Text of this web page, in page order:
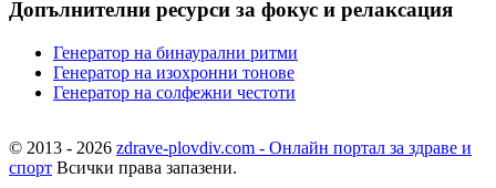
Допълнителни ресурси за фокус и релаксация
Генератор на бинаурални ритми
Генератор на изохронни тонове
Генератор на солфежни честоти
© 2013 - 2026 zdrave-plovdiv.com - Онлайн портал за здраве и
спорт Всички права запазени.